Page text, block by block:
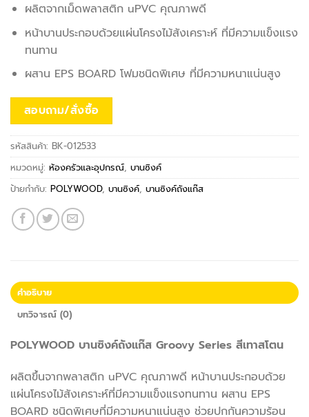
ผลิตจากเม็ดพลาสติก uPVC คุณภาพดี
หน้าบานประกอบด้วยแผ่นโครงไม้สังเคราะห์ ที่มีความแข็งแรง
ทนทาน
ผสาน EPS BOARD โฟมชนิดพิเศษ ที่มีความหนาแน่นสูง
สอบถาม/สั่งซื้อ
รหัสสินค้า: BK-012533
หมวดหมู่: ห้องครัวและอุปกรณ์, บานซิงค์
ป้ายกำกับ: POLYWOOD, บานซิงค์, บานซิงค์ถังแก๊ส
คำอธิบาย
บทวิจารณ์ (0)
POLYWOOD บานซิงค์ถังแก๊ส Groovy Series สีเทาสโตน
ผลิตขึ้นจากพลาสติก uPVC คุณภาพดี หน้าบานประกอบด้วย
แผ่นโครงไม้สังเคราะห์ที่มีความแข็งแรงทนทาน ผสาน EPS
BOARD ชนิดพิเศษที่มีความหนาแน่นสูง ช่วยปกกันความร้อน